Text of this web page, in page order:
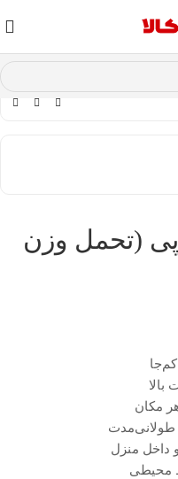
کنید.
(تحمل وزن
بالا
مکان
طولانی‌مدت
داخل منزل
محیطی